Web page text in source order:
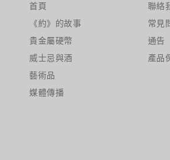
首頁
《約》的故事
貴金屬硬幣
威士忌與酒
藝術品
媒體傳播
聯絡
常見
通告
產品